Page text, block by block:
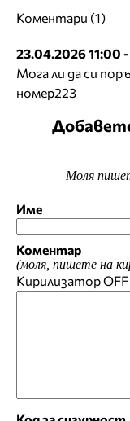
Коментари (1)
23.04.2026 11:00 -
Мога ли да си
номер223
Моля
Име
Коментар
(моля, пишете на
КирилизаторOFF